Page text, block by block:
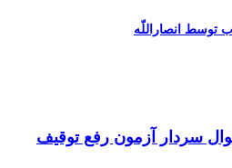
توسط انصاراللّه
سردار آزمون رفع توقیف